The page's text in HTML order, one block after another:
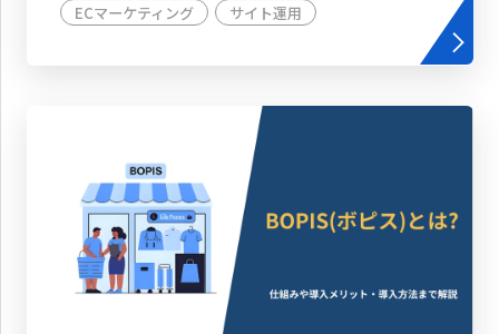
ECマーケティング サイト運用